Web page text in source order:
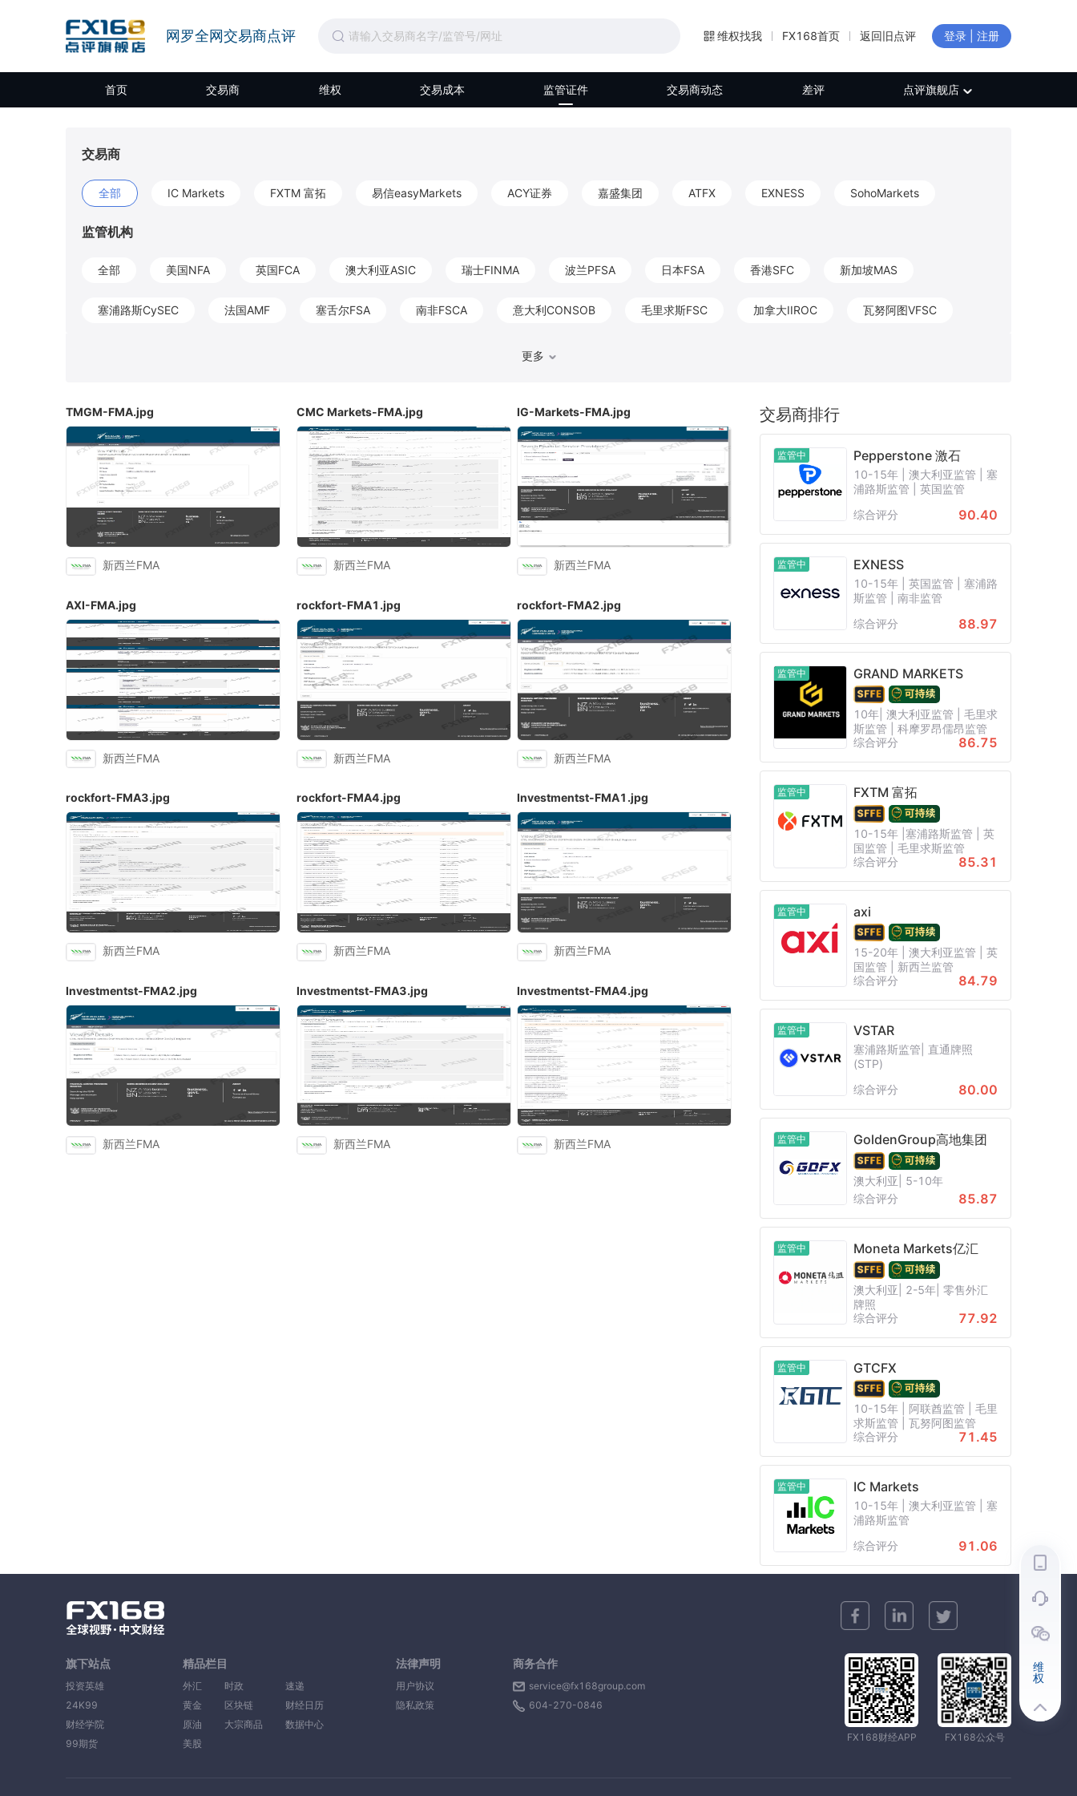
网罗全网交易商点评 维权找我 FX168首页 返回旧点评 登录 | 注册
首页 交易商 维权 交易成本 监管证件 交易商动态 差评 点评旗舰店
交易商
全部 IC Markets FXTM 富拓 易信easyMarkets ACY证券 嘉盛集团 ATFX EXNESS SohoMarkets
监管机构
全部 美国NFA 英国FCA 澳大利亚ASIC 瑞士FINMA 波兰PFSA 日本FSA 香港SFC 新加坡MAS
塞浦路斯CySEC 法国AMF 塞舌尔FSA 南非FSCA 意大利CONSOB 毛里求斯FSC 加拿大IIROC 瓦努阿图VFSC
伯利兹FSC
马耳他MFSA 柬埔寨SERC 拉脱维亚FKTK 爱尔兰CBIC 以色列ISA 阿布扎比FSRA 白俄罗斯NBRB 新西兰FSP
阿联酋SCA 中国CSRC 科摩罗AOFA 沙特CMA
更多
TMGM-FMA.jpg
新西兰FMA
CMC Markets-FMA.jpg
新西兰FMA
IG-Markets-FMA.jpg
新西兰FMA
AXI-FMA.jpg
新西兰FMA
rockfort-FMA1.jpg
新西兰FMA
rockfort-FMA2.jpg
新西兰FMA
rockfort-FMA3.jpg
新西兰FMA
rockfort-FMA4.jpg
新西兰FMA
Investmentst-FMA1.jpg
新西兰FMA
Investmentst-FMA2.jpg
新西兰FMA
Investmentst-FMA3.jpg
新西兰FMA
Investmentst-FMA4.jpg
新西兰FMA
交易商排行
监管中 Pepperstone 激石
10-15年 | 澳大利亚监管 | 塞
浦路斯监管 | 英国监管
综合评分
90.40
监管中 EXNESS
10-15年 | 英国监管 | 塞浦路
斯监管 | 南非监管
综合评分
88.97
监管中 GRAND MARKETS
10年| 澳大利亚监管 | 毛里求
斯监管 | 科摩罗昂儒昂监管
综合评分
86.75
监管中 FXTM 富拓
10-15年 |塞浦路斯监管 | 英
国监管 | 毛里求斯监管
综合评分
85.31
监管中 axi
15-20年 | 澳大利亚监管 | 英
国监管 | 新西兰监管
综合评分
84.79
监管中 VSTAR
塞浦路斯监管| 直通牌照
(STP)
综合评分
80.00
监管中 GoldenGroup高地集团
澳大利亚| 5-10年
综合评分
85.87
监管中 Moneta Markets亿汇
澳大利亚| 2-5年| 零售外汇
牌照
综合评分
77.92
监管中 GTCFX
10-15年 | 阿联酋监管 | 毛里
求斯监管 | 瓦努阿图监管
综合评分
71.45
监管中 IC Markets
10-15年 | 澳大利亚监管 | 塞
浦路斯监管
综合评分
91.06
旗下站点
投资英雄
24K99
财经学院
99期货
精品栏目
外汇 时政
速递
黄金
区块链
财经日历
原油
大宗商品
数据中心
美股
法律声明
用户协议
隐私政策
商务合作
service@fx168group.com
604-270-0846
FX168财经APP FX168公众号
维
权